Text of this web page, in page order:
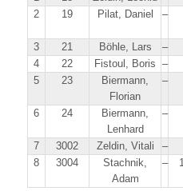
2
19 Pilat, Daniel –
3 21 Böhle, Lars –
4
22 Fistoul, Boris –
5
23
Biermann,
Florian
–
6 24
Biermann,
Lenhard
–
7 3002 Zeldin, Vitali –
8
3004
Stachnik,
Adam
–